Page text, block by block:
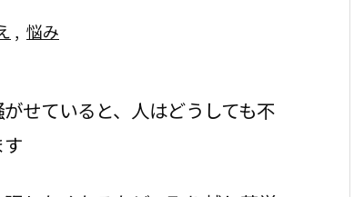
, 悩み
せていると、人はどうしても不